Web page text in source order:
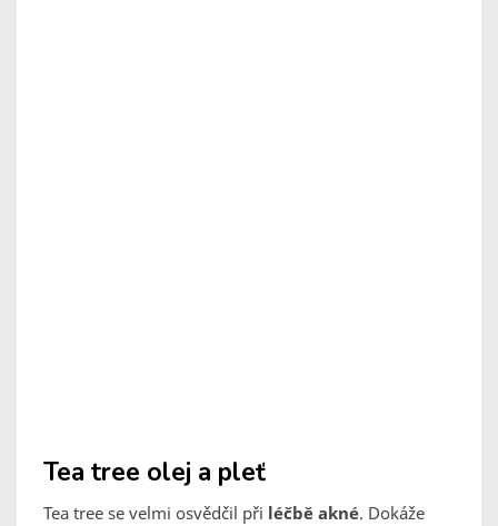
Tea tree olej a pleť
Tea tree se velmi osvědčil při léčbě akné. Dokáže